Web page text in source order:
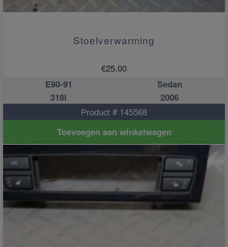
Stoelverwarming
€25.00
E90-91
Sedan
318i
2006
Product # 145568
Toevoegen aan winkelwagen